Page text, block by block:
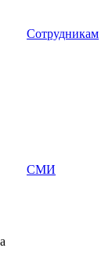
Сотрудникам
СМИ